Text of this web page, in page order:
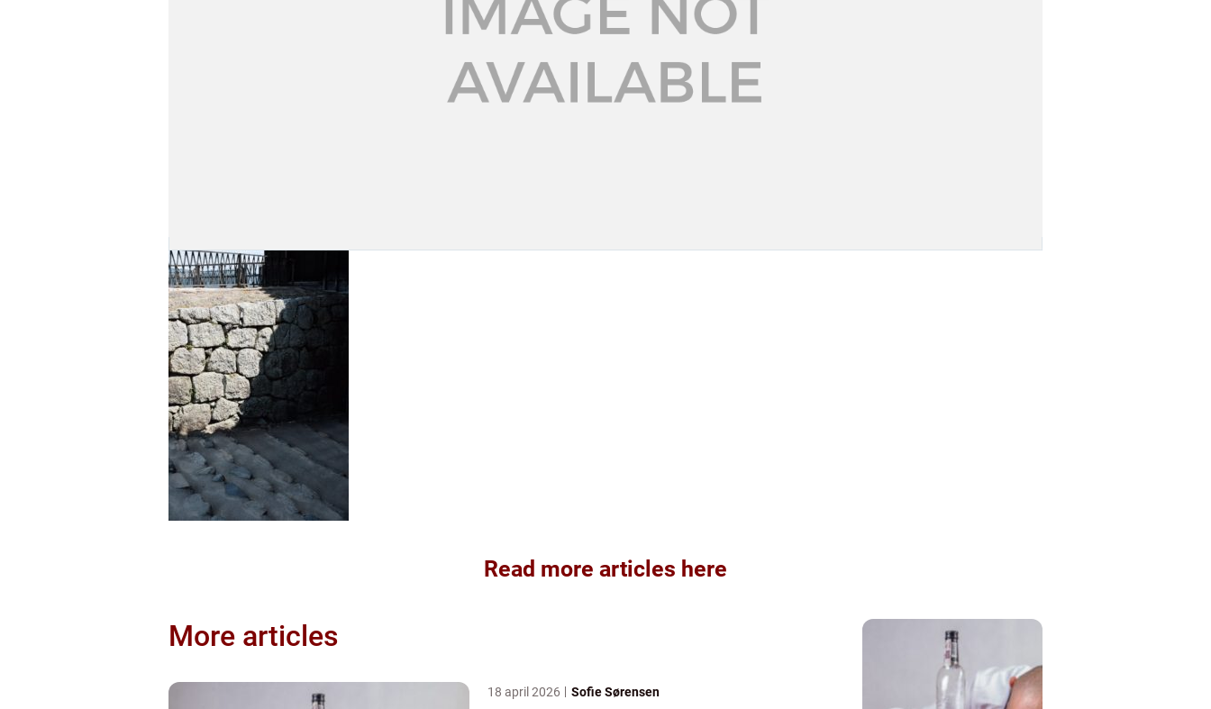
Read more articles here
More articles
18 april 2026 Sofie Sørensen